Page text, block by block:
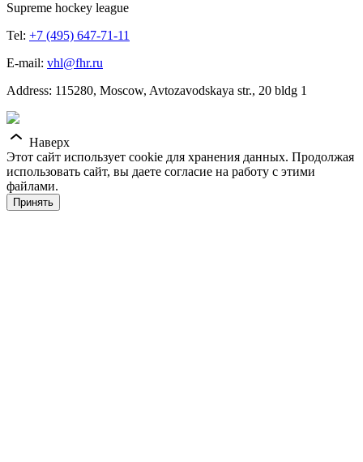
Supreme hockey league
Tel: +7 (495) 647-71-11
E-mail: vhl@fhr.ru
Address: 115280, Moscow, Avtozavodskaya str., 20 bldg 1
Наверх
Этот сайт использует cookie для хранения данных. Продолжая
использовать сайт, вы даете согласие на работу с этими
файлами.
Принять